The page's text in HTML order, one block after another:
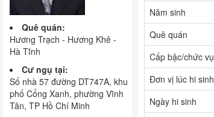
Năm sinh
Quê quán
Cấp bậc/chức vụ
Đơn vị lúc hi sinh
Ngày hi sinh
Quê quán:
Hương Trạch - Hương Khê -
Hà Tĩnh
Cư ngụ tại:
Số nhà 57 đường DT747A, khu
phố Cổng Xanh, phường Vĩnh
Tân, TP Hồ Chí Minh